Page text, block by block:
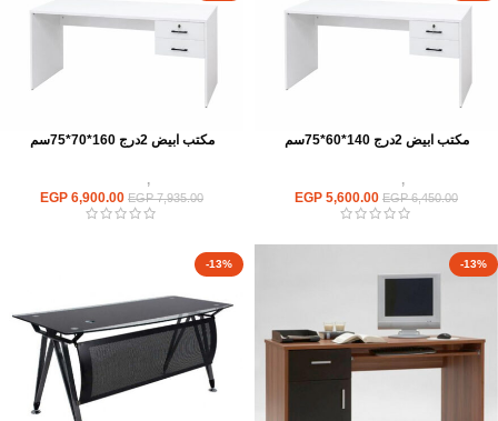
مكتب ابيض 2درج 140*60*75سم
مكاتب,
EGP6,450.00
EGP 5,600.00
مكتب ابيض 2درج 160*70*75سم
مكاتب,
EGP7,935.00
EGP 6,900.00
-13%
-13%